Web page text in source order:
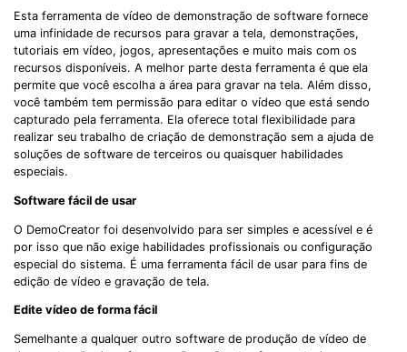
Esta ferramenta de vídeo de demonstração de software fornece
uma infinidade de recursos para gravar a tela, demonstrações,
tutoriais em vídeo, jogos, apresentações e muito mais com os
recursos disponíveis. A melhor parte desta ferramenta é que ela
permite que você escolha a área para gravar na tela. Além disso,
você também tem permissão para editar o vídeo que está sendo
capturado pela ferramenta. Ela oferece total flexibilidade para
realizar seu trabalho de criação de demonstração sem a ajuda de
soluções de software de terceiros ou quaisquer habilidades
especiais.
Software fácil de usar
O DemoCreator foi desenvolvido para ser simples e acessível e é
por isso que não exige habilidades profissionais ou configuração
especial do sistema. É uma ferramenta fácil de usar para fins de
edição de vídeo e gravação de tela.
Edite vídeo de forma fácil
Semelhante a qualquer outro software de produção de vídeo de